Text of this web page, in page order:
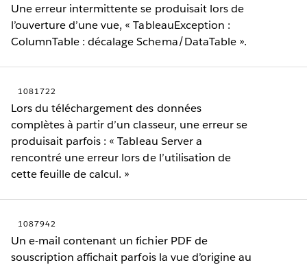
Une erreur intermittente se produisait lors de
l’ouverture d’une vue, « TableauException :
ColumnTable : décalage Schema/DataTable ».
1081722
Lors du téléchargement des données
complètes à partir d’un classeur, une erreur se
produisait parfois : « Tableau Server a
rencontré une erreur lors de l’utilisation de
cette feuille de calcul. »
1087942
Un e-mail contenant un fichier PDF de
souscription affichait parfois la vue d’origine au